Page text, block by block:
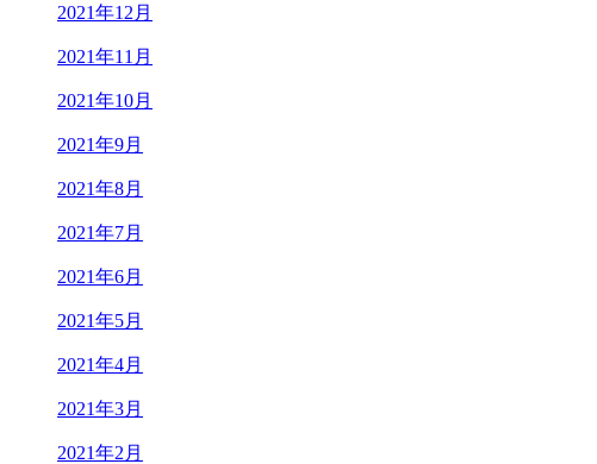
2021年12月
2021年11月
2021年10月
2021年9月
2021年8月
2021年7月
2021年6月
2021年5月
2021年4月
2021年3月
2021年2月